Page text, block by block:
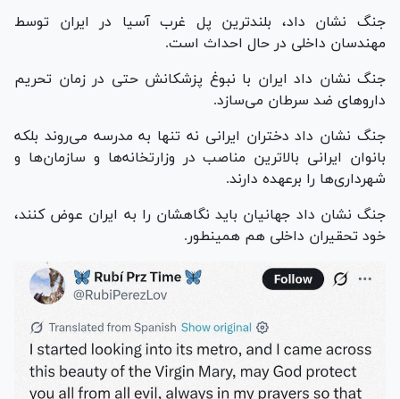
جنگ نشان داد، بلندترین پل غرب آسیا در ایران توسط
مهندسان داخلی در حال احداث است.
جنگ نشان داد ایران با نبوغ پزشکانش حتی در زمان تحریم
دارو‌های ضد سرطان می‌سازد.
جنگ نشان داد دختران ایرانی نه تنها به مدرسه می‌روند بلکه
بانوان ایرانی بالاترین مناصب در وزارتخانه‌ها و سازمان‌ها و
شهرداری‌ها را برعهده دارند.
جنگ نشان داد جهانیان باید نگاهشان را به ایران عوض کنند،
خود تحقیران داخلی هم همینطور.